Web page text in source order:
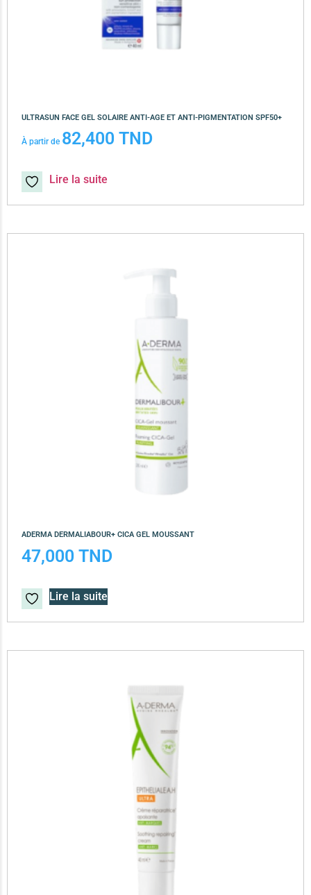
ADERMA DERMALIABOUR+ CICA GEL MOUSSANT
47,000 TND
Lire la suite
ULTRASUN FACE GEL SOLAIRE ANTI-AGE ET ANTI-PIGMENTATION SPF50+
À partir de 82,400 TND
Lire la suite